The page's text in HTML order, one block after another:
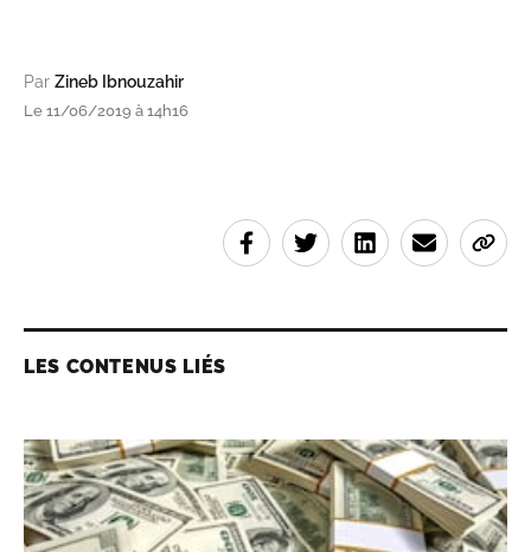
Par Zineb Ibnouzahir
Le 11/06/2019 à 14h16
LES CONTENUS LIÉS